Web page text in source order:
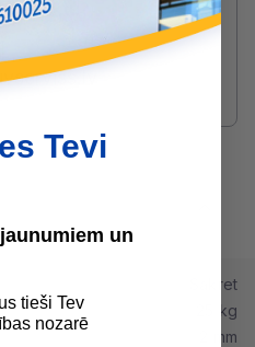
Sakret
25 kg
2 mm
Tevi
un
tieši Tev
nozarē